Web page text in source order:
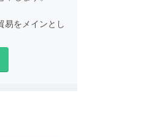
易をメインとし
の素敵な方や